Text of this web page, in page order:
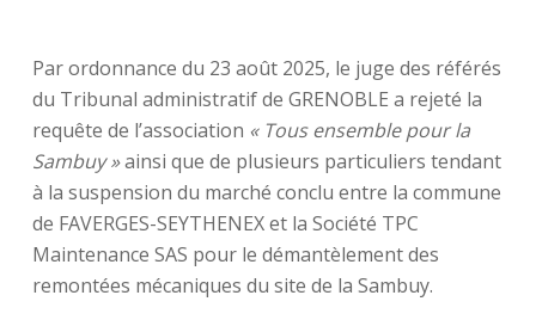
Par ordonnance du 23 août 2025, le juge des référés
du Tribunal administratif de GRENOBLE a rejeté la
requête de l’association « Tous ensemble pour la
Sambuy »ainsi que de plusieurs particuliers tendant
à la suspension du marché conclu entre la commune
de FAVERGES-SEYTHENEX et la Société TPC
Maintenance SAS pour le démantèlement des
remontées mécaniques du site de la Sambuy.